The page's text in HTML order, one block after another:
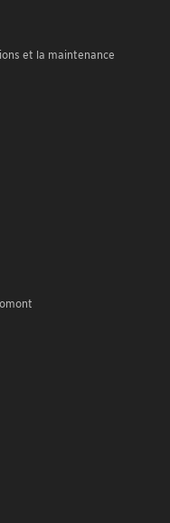
et la maintenance